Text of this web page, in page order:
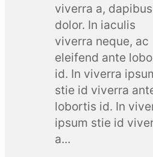
viverra a,
dolor. In iaculis
viverra neque, ac
eleifend ante
id. In viverra
stie id viverra
lobortis id. In
ipsum stie id
a...